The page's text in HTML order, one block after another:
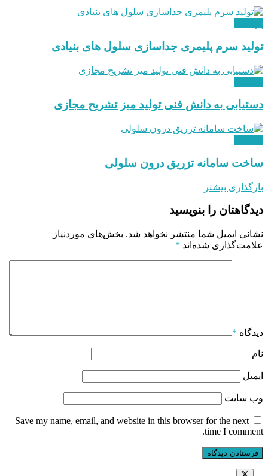
تولید سرم پلیمری جداسازی سلول های بنیادی
دستیابی به دانش فنی تولید میز تشریح مجازی
ساخت سامانه تزریق درون سلولی
بارگذاری بیشتر
دیدگاهتان را بنویسید
نشانی ایمیل شما منتشر نخواهد شد. بخش‌های موردنیاز
علامت‌گذاری شده‌اند *
دیدگاه *
نام
ایمیل
وب‌ سایت
Save my name, email, and website in this browser for the next
time I comment.